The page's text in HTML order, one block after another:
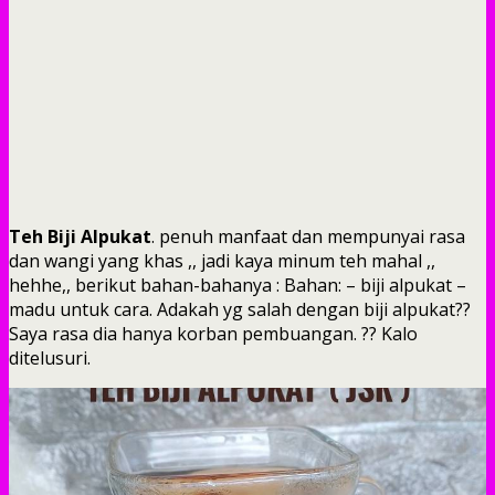
Teh Biji Alpukat. penuh manfaat dan mempunyai rasa
dan wangi yang khas ,, jadi kaya minum teh mahal ,,
hehhe,, berikut bahan-bahanya : Bahan: – biji alpukat –
madu untuk cara. Adakah yg salah dengan biji alpukat??
Saya rasa dia hanya korban pembuangan. ?? Kalo
ditelusuri.